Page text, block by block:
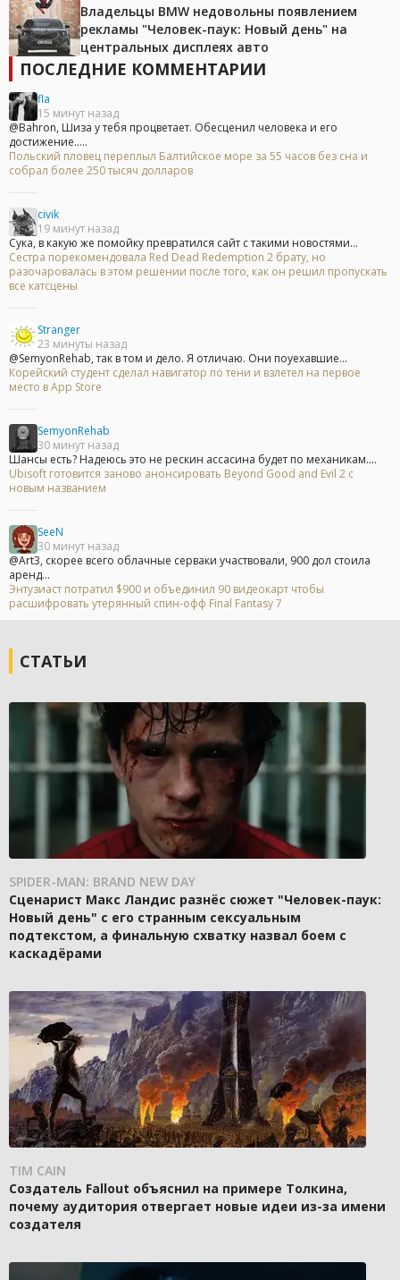
Владельцы BMW недовольны появлением
рекламы "Человек-паук: Новый день" на
центральных дисплеях авто
ПОСЛЕДНИЕ КОММЕНТАРИИ
fla
15 минут назад
@Bahron, Шиза у тебя процветает. Обесценил человека и его
достижение.....
Польский пловец переплыл Балтийское море за 55 часов без сна и
собрал более 250 тысяч долларов
civik
19 минут назад
Сука, в какую же помойку превратился сайт с такими новостями...
Сестра порекомендовала Red Dead Redemption 2 брату, но
разочаровалась в этом решении после того, как он решил пропускать
все катсцены
Stranger
23 минуты назад
@SemyonRehab, так в том и дело. Я отличаю. Они поуехавшие...
Корейский студент сделал навигатор по тени и взлетел на первое
место в App Store
SemyonRehab
30 минут назад
Шансы есть? Надеюсь это не рескин ассасина будет по механикам....
Ubisoft готовится заново анонсировать Beyond Good and Evil 2 с
новым названием
SeeN
30 минут назад
@Art3, скорее всего облачные серваки участвовали, 900 дол стоила
аренд...
Энтузиаст потратил $900 и объединил 90 видеокарт чтобы
расшифровать утерянный спин-офф Final Fantasy 7
СТАТЬИ
SPIDER-MAN: BRAND NEW DAY
Сценарист Макс Ландис разнёс сюжет "Человек-паук:
Новый день" с его странным сексуальным
подтекстом, а финальную схватку назвал боем с
каскадёрами
TIM CAIN
Создатель Fallout объяснил на примере Толкина,
почему аудитория отвергает новые идеи из-за имени
создателя